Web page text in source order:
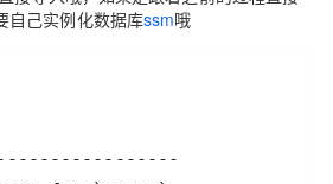
自己实例化数据库ssm哦